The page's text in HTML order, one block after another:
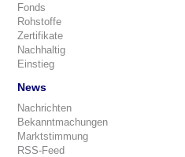
Fonds
Rohstoffe
Zertifikate
Nachhaltig
Einstieg
News
Nachrichten
Bekanntmachungen
Marktstimmung
RSS-Feed